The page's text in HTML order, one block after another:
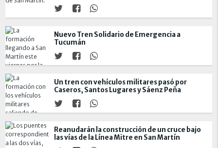
Nuevo Tren Solidario de Emergencia a
Tucumán
Un tren con vehículos militares pasó por
Caseros, Santos Lugares y Sáenz Peña
Reanudarán la construcción de un cruce bajo
las vías de la Línea Mitre en San Martín